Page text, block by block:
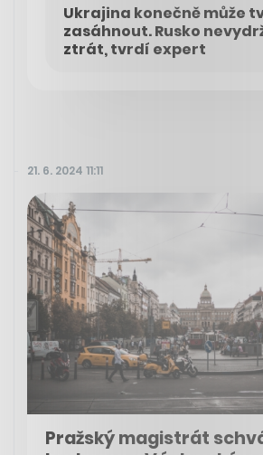
Ukrajina konečně může
zasáhnout. Rusko
ztrát, tvrdí expert
21. 6. 2024 11:11
Pražský magistrát